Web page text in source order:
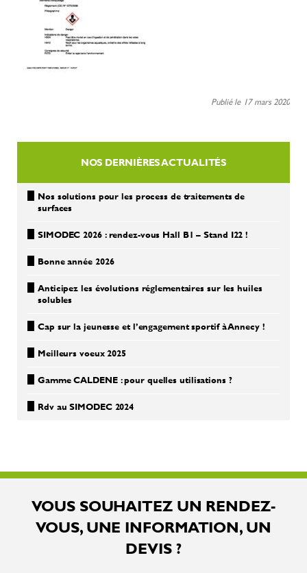
Publié le 17 mars 2020
NOS DERNIÈRES ACTUALITÉS
Nos solutions pour les process de traitements de
surfaces
SIMODEC 2026 : rendez-vous Hall B1 – Stand I22 !
Bonne année 2026
Anticipez les évolutions réglementaires sur les huiles
solubles
Cap sur la jeunesse et l’engagement sportif à Annecy !
Meilleurs voeux 2025
Gamme CALDENE : pour quelles utilisations ?
Rdv au SIMODEC 2024
VOUS SOUHAITEZ UN RENDEZ-
VOUS, UNE INFORMATION, UN
DEVIS ?